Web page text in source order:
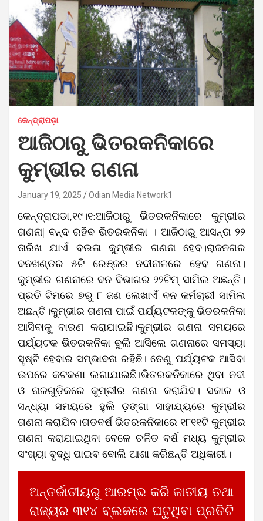
କେନ୍ଦ୍ରାପଡ଼ା
ଆଜିଠାରୁ ଭିତରକନିକାରେ
କୁମ୍ଭୀର ଗଣନା
January 19, 2025 Odian Media Network1
କେନ୍ଦ୍ରାପଡା,୧୯।୧:ଆଜିଠାରୁ ଭିତରକନିକାରେ କୁମ୍ଭୀର
ଗଣନା| ବନ୍ଦ ରହିବ ଭିତରକନିକା । ଆଜିଠାରୁ ଆସନ୍ତା ୨୨
ତାରିଖ ଯାଏଁ ବଉଳା କୁମ୍ଭୀର ଗଣନା ହେବ।ରାଜନଗର
ବନଖଣ୍ଡର ୫ଟି ରେଞ୍ଜର ନଦୀନାଳରେ ହେବ ଗଣନା।
କୁମ୍ଭୀର ଗଣନାରେ ବନ ବିଭାଗର ୨୨ଟିମ୍ ସାମିଲ ଅଛନ୍ତି।
ପ୍ରତି ଟିମରେ ୭ରୁ ୮ ଜଣ ଲେଖାଏଁ ବନ କର୍ମଚାରୀ ସାମିଲ
ଅଛନ୍ତି।କୁମ୍ଭୀର ଗଣନା ପାଇଁ ପର୍ଯ୍ୟଟକଙ୍କୁ ଭିତରକନିକା
ଆସିବାକୁ ବାରଣ କରାଯାଇଛି।କୁମ୍ଭୀର ଗଣନା ସମୟରେ
ପର୍ଯ୍ୟଟକ ଭିତରକନିକା ବୁଲି ଆସିଲେ ଗଣନାରେ ସମସ୍ୟା
ସୃଷ୍ଟି ହେବାର ସମ୍ଭାବନା ରହିଛି। ତେଣୁ ପର୍ଯ୍ୟଟକ ଆସିବା
ଉପରେ କଟକଣା ଲଗାଯାଇଛି।ଭିତରକନିକାରେ ଥିବା ନଦୀ
ଓ ନାଳଗୁଡ଼ିକରେ କୁମ୍ଭୀର ଗଣନା କରାଯିବ। ସକାଳ ଓ
ସନ୍ଧ୍ୟା ସମୟରେ ହୁଲି ଡ଼ଙ୍ଗା ସାହାଯ୍ୟରେ କୁମ୍ଭୀର
ଗଣନା କରାଯିବ।ଗତବର୍ଷ ଭିତରକନିକାରେ ୧୮୧୧ଟି କୁମ୍ଭୀର
ଗଣନା କରାଯାଇଥିବା ବେଳେ ଚଳିତ ବର୍ଷ ମଧ୍ୟ କୁମ୍ଭୀର
ସଂଖ୍ୟା ବୃଦ୍ଧି ପାଇବ ବୋଲି ଆଶା କରିଛନ୍ତି ଅଧିକାରୀ।
ଅନ୍ତର୍ଜାତୀୟରୁ ଆରମ୍ଭ କରି ଜାତୀୟ ତଥା
ରାଜ୍ୟର ୩୧୪ ବ୍ଲକରେ ଘଟୁଥିବା ପ୍ରତିଟି